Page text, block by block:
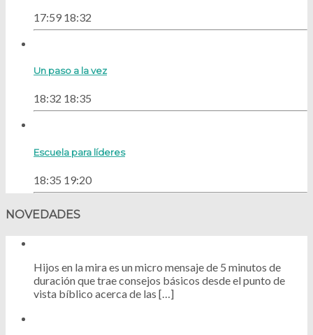
17:59 18:32
Un paso a la vez
18:32 18:35
Escuela para líderes
18:35 19:20
NOVEDADES
Hijos en la mira es un micro mensaje de 5 minutos de
duración que trae consejos básicos desde el punto de
vista bíblico acerca de las […]